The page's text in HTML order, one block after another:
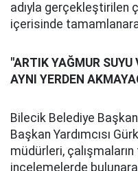
adıyla gerçekleştirilen
içerisinde
"ARTIK YAĞMUR
AYNI YERDEN
Bilecik Belediye
Başkan Yardımcısı
müdürleri,
incelemelerde